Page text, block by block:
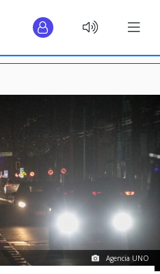
Agencia UNO